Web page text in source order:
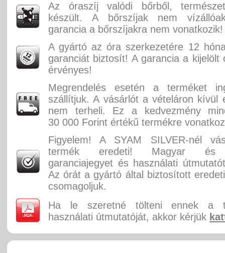
Az óraszíj valódi bőrből,
készült. A bőrszíjak nem
garancia a bőrszíjakra nem vonatkozik!
A gyártó az óra szerkezetére 12
garanciát biztosít! A garancia a kijelölt
érvényes!
Megrendelés esetén a terméket
szállítjuk. A vásárlót a vételáron kívül
nem terheli. Ez a kedvezmény
30 000 Forint értékű termékre
Figyelem! A SYAM SILVER-nél
termék eredeti! Magyar és
garanciajegyet és használati
Az órát a gyártó által biztosított
csomagoljuk.
Ha le szeretné tölteni ennek a
használati útmutatóját, akkor kérjük